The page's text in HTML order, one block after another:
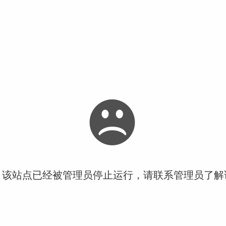
站点已经被管理员停止运行，请联系管理员了